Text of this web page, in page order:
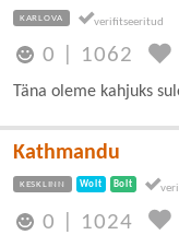
KARLOVA
0 1062
Täna oleme kahjuks
Kathmandu
KESKLINN Wolt Bolt
0 1024